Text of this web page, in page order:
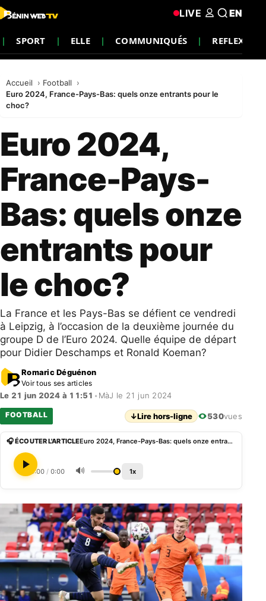
SPORT ELLE COMMUNIQUÉS REFLEXION
LIVE EN
Accueil
Football
Euro 2024, France-Pays-Bas: quels onze entrants pour le
choc?
Euro 2024,
France-Pays-
Bas: quels onze
entrants pour
le choc?
La France et les Pays-Bas se défient ce vendredi
à Leipzig, à l’occasion de la deuxième journée du
groupe D de l’Euro 2024. Quelle équipe de départ
pour Didier Deschamps et Ronald Koeman?
Romaric Déguénon
Voir tous ses articles
Le 21 jun 2024 à 11:51 • MàJ le 21 jun 2024
FOOTBALL ↓Lire hors-ligne 530vues
🎧 ÉCOUTER L'ARTICLE Euro 2024, France-Pays-Bas: quels onze entrants pour le choc?
0:00 / 0:00 🔊 1x